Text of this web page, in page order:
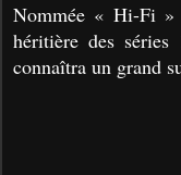
Nommée « Hi-Fi »
héritière des
connaîtra un grand